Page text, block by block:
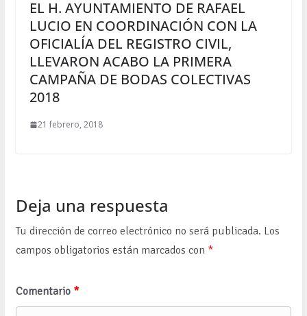
EL H. AYUNTAMIENTO DE RAFAEL
LUCIO EN COORDINACIÓN CON LA
OFICIALÍA DEL REGISTRO CIVIL,
LLEVARON ACABO LA PRIMERA
CAMPAÑA DE BODAS COLECTIVAS
2018
21 febrero, 2018
Deja una respuesta
Tu dirección de correo electrónico no será publicada. Los
campos obligatorios están marcados con *
Comentario *